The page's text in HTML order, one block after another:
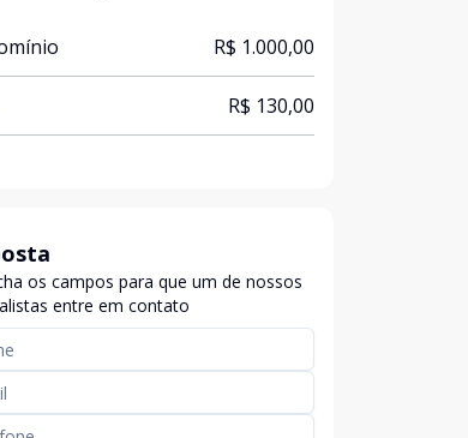
R$ 1.000,00
R$ 130,00
os campos para que um de nossos
entre em contato